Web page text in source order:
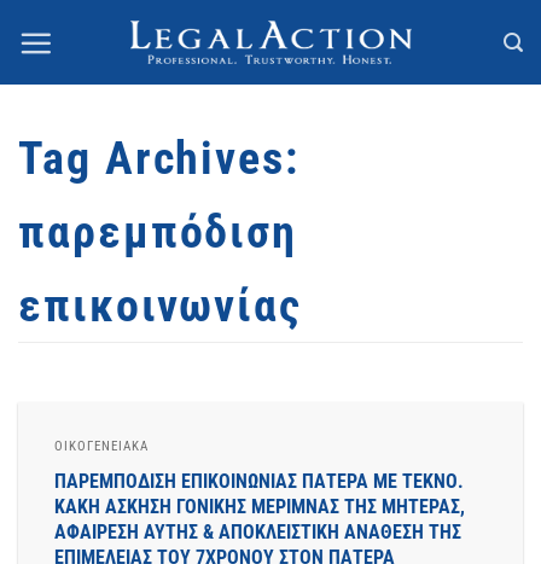
content
Tag Archives:
παρεμπόδιση
επικοινωνίας
ΟΙΚΟΓΕΝΕΙΑΚΆ
ΠΑΡΕΜΠΟΔΙΣΗ ΕΠΙΚΟΙΝΩΝΙΑΣ ΠΑΤΕΡΑ ΜΕ ΤΕΚΝΟ.
ΚΑΚΗ ΑΣΚΗΣΗ ΓΟΝΙΚΗΣ ΜΕΡΙΜΝΑΣ ΤΗΣ ΜΗΤΕΡΑΣ,
ΑΦΑΙΡΕΣΗ ΑΥΤΗΣ & ΑΠΟΚΛΕΙΣΤΙΚΗ ΑΝΑΘΕΣΗ ΤΗΣ
ΕΠΙΜΕΛΕΙΑΣ ΤΟΥ 7ΧΡΟΝΟΥ ΣΤΟΝ ΠΑΤΕΡΑ